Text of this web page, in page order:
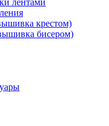
лентами
крестом)
бисером)